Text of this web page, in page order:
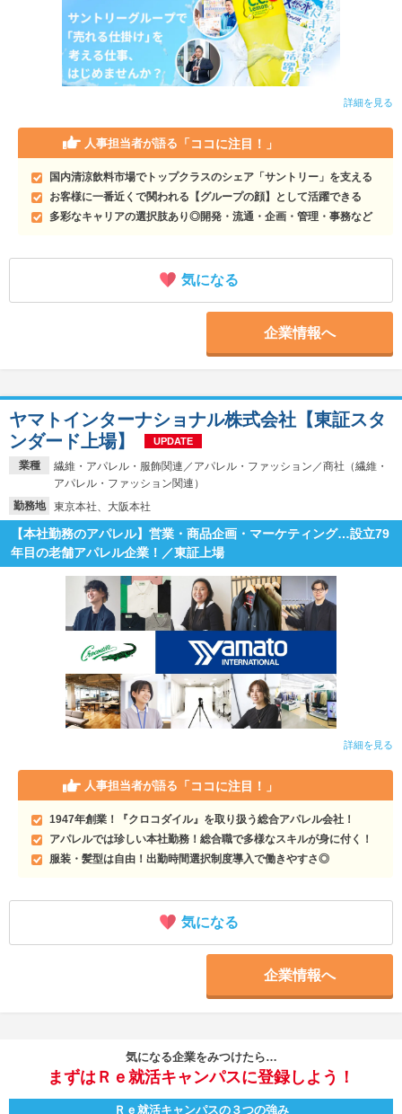
詳細を見る
人事担当者が語る 「ココに注目！」
国内清涼飲料市場でトップクラスのシェア「サントリー」を支える
お客様に一番近くで関われる【グループの顔】として活躍できる
多彩なキャリアの選択肢あり◎開発・流通・企画・管理・事務など
気になる
企業情報へ
業種
繊維・アパレル・服飾関連／アパレル・ファッション／商社（繊維・
アパレル・ファッション関連）
勤務地
東京本社、大阪本社
ヤマトインターナショナル株式会社【東証スタ
ンダード上場】
UPDATE
【本社勤務のアパレル】営業・商品企画・マーケティング…設立79
年目の老舗アパレル企業！／東証上場
詳細を見る
人事担当者が語る 「ココに注目！」
1947年創業！『クロコダイル』を取り扱う総合アパレル会社！
アパレルでは珍しい本社勤務！総合職で多様なスキルが身に付く！
服装・髪型は自由！出勤時間選択制度導入で働きやすさ◎
気になる
企業情報へ
気になる企業をみつけたら…
まずはＲｅ就活キャンパスに登録しよう！
Ｒｅ就活キャンパスの３つの強み